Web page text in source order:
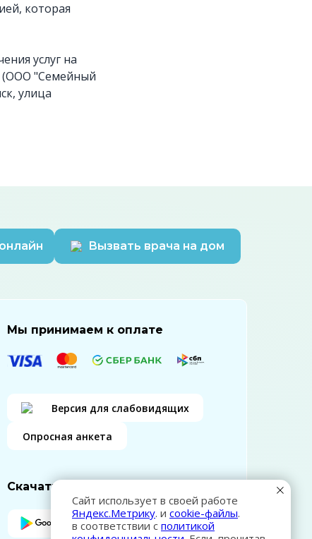
Сайт использует в своей работе
Яндекс.Метрику. и cookie-файлы.
в соответствии с политикой
которая
услуг на
(ООО "Семейный
улица
Скачать приложение
Версия для слабовидящих
Опросная анкета
Мы принимаем к оплате
Вызвать врача на дом